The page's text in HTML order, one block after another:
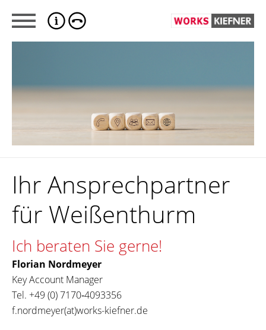
Ihr Ansprechpartner
für Weißenthurm
Ich beraten Sie gerne!
Florian Nordmeyer
Key Account Manager
Tel. +49 (0) 7170‐4093356
f.nordmeyer(at)works-kiefner.de